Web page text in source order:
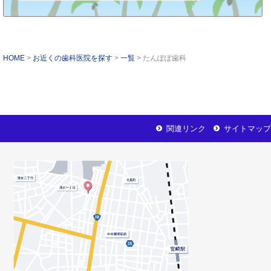
HOME お近くの歯科医院を探す 一覧 たんぽぽ歯科
サイトマップ
関連リンク